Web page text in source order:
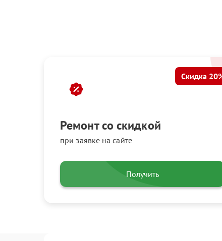
Ремонт со скидкой
при заявке на сайте
Скидка
Получить